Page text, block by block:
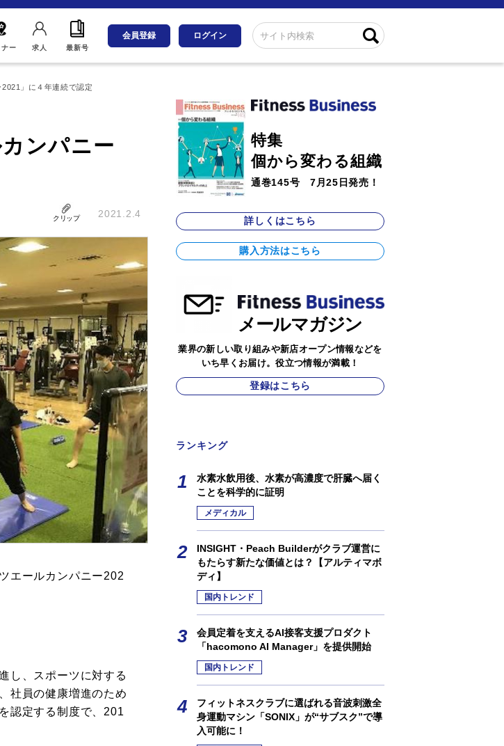
ー 求人 最新号
会員登録 ログイン
」に４年連続で認定
ンパニー
クリップ 2021.2.4
エールカンパニー202
し、スポーツに対する
社員の健康増進のため
認定する制度で、201
特集
個から変わる組織
通巻145号 7月25日発売！
詳しくはこちら
購入方法はこちら
メールマガジン
業界の新しい取り組みや新店オープン情報などを
いち早くお届け。役立つ情報が満載！
登録はこちら
ランキング
水素水飲用後、水素が高濃度で肝臓へ届く
ことを科学的に証明
メディカル
INSIGHT・Peach Builderがクラブ運営に
もたらす新たな価値とは？【アルティマボ
ディ】
国内トレンド
会員定着を支えるAI接客支援プロダクト
「hacomono AI Manager」を提供開始
国内トレンド
フィットネスクラブに選ばれる音波刺激全
身運動マシン「SONIX」が“サブスク”で導
入可能に！